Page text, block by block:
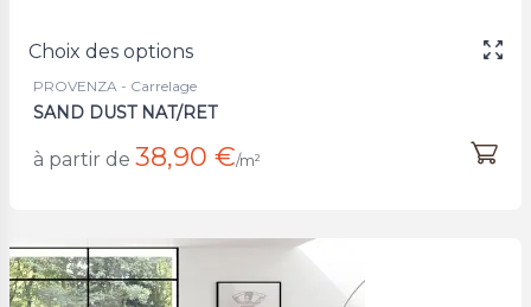
Choix des options
PROVENZA - Carrelage
SAND DUST NAT/RET
à partir de 38,90 €/m²